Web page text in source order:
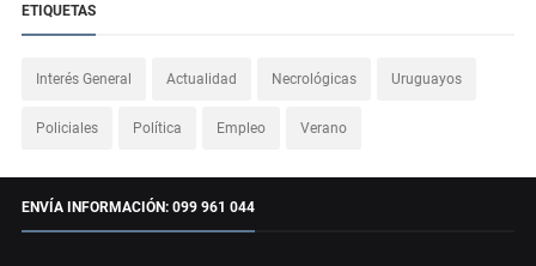
ETIQUETAS
Interés General Actualidad Necrológicas Uruguayos
Policiales Política Empleo Verano
ENVÍA INFORMACIÓN: 099 961 044